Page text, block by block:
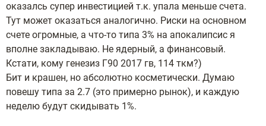
оказалсь супер инвестицией т.к. упала меньше счета.
Тут может оказаться аналогично. Риски на основном
счете огромные, а что-то типа 3% на апокалипсис я
вполне закладываю. Не ядерный, а финансовый.
Кстати, кому генезиз Г90 2017 гв, 114 ткм?)
Бит и крашен, но абсолютно косметически. Думаю
повешу типа за 2.7 (это примерно рынок), и каждую
неделю будут скидывать 1%.